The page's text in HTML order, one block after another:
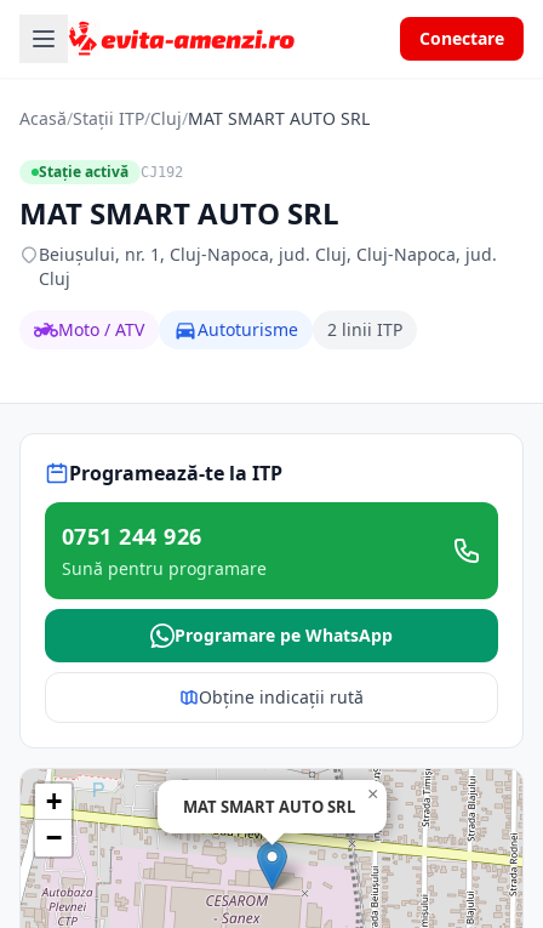
Conectare
Acasă/Stații ITP/Cluj/MAT SMART AUTO SRL
Stație activă CJ192
MAT SMART AUTO SRL
Beiușului, nr. 1, Cluj-Napoca, jud. Cluj, Cluj-Napoca, jud.
Cluj
Moto / ATV Autoturisme 2 linii ITP
Programează-te la ITP
0751 244 926
Sună pentru programare
Programare pe WhatsApp
Obține indicații rută
MAT SMART AUTO SRL
×
+
−